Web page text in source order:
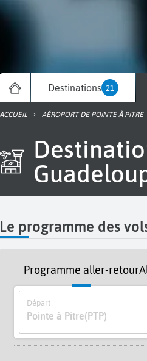
Destinations 21
ACCUEIL AÉROPORT DE POINTE À PITRE
Destinations & Guide horaire des vols de l'aéroport
Le programme des
Programme aller-retour
Départ
Pointe à Pitre(PTP)